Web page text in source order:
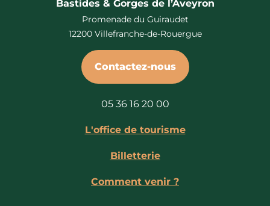
Bastides & Gorges de l’Aveyron
Promenade du Guiraudet
12200 Villefranche-de-Rouergue
Contactez-nous
05 36 16 20 00
L'office de tourisme
Billetterie
Comment venir ?